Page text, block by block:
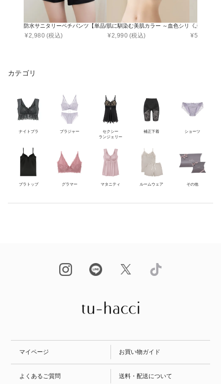
防水サニタリーペチパンツ【単品/2枚セット】
¥2,980 (税込)
肌に馴染む美肌カラー ～血色シリーズ～ プ
¥2,990 (税込)
《ぷにぷに
¥5,190
カテゴリ
ナイトブラ ブラジャー
セクシー
ランジェリー
補正下着 ショーツ
ブラトップ グラマー マタニティ ルームウェア その他
マイページ お買い物ガイド
よくあるご質問 送料・配送について